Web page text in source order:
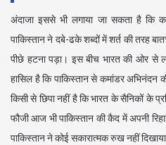
अंदाजा इससे भी लगाया जा सकता है कि
पाकिस्तान ने दबे-ढके शब्दों में शर्त की तरह
पीछे हटना पड़ा। इस बीच भारत की ओर से
हासिल है कि पाकिस्तान से कमांडर अभिनंदन
किसी से छिपा नहीं है कि भारत के सैनिकों के
फौजी आज भी पाकिस्तान की कैद में अपनी
पाकिस्तान ने कोई सकारात्मक रुख नहीं